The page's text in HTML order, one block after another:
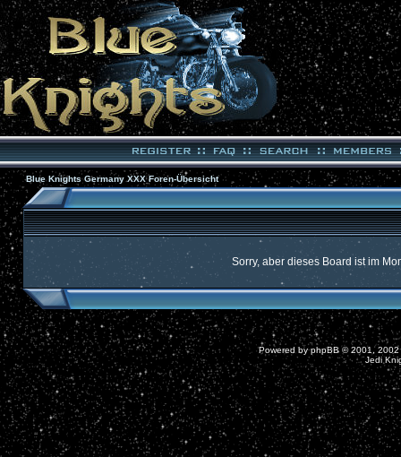
Blue Knights Germany XXX Foren-Übersicht
Sorry, aber dieses Board ist im
Powered byphpBB© 2001, 2002
Jedi